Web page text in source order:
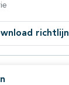
richtlijn